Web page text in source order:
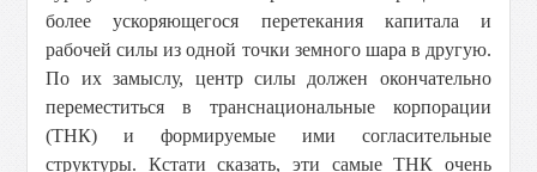
более ускоряющегося перетекания капитала и
рабочей силы из одной точки земного шара в другую.
По их замыслу, центр силы должен окончательно
переместиться в транснациональные корпорации
(ТНК) и формируемые ими согласительные
структуры. Кстати сказать, эти самые ТНК очень